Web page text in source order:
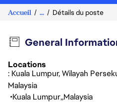
Accueil ... Détails du poste
General
Locations
: Kuala Lumpur, Wilayah
Malaysia
Kuala Lumpur Malaysia